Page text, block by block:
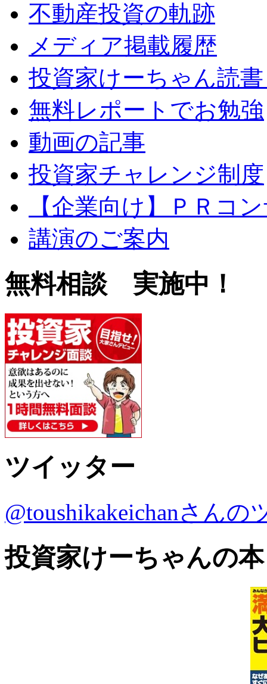
不動産投資の軌跡
メディア掲載履歴
投資家けーちゃん読
無料レポートでお勉強
動画の記事
投資家チャレンジ制度
【企業向け】ＰＲコ
講演のご案内
無料相談 実施中！
ツイッター
@toushikakeichanさんの
投資家けーちゃんの本